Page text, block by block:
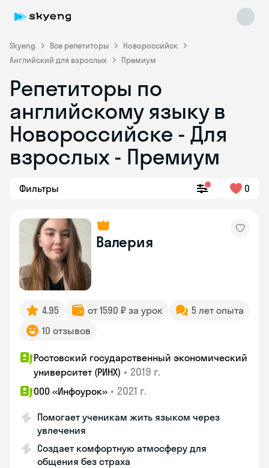
Skyeng Все репетиторы
Новороссийск
Английский для взрослых
Премиум
Репетиторы по
английскому языку в
Новороссийске - Для
взрослых - Премиум
Фильтры 0
Валерия
4.95 от 1590 ₽ за урок
5 лет опыта
10 отзывов
Ростовский государственный экономический
университет (РИНХ) • 2019 г.
ООО «Инфоурок» • 2021 г.
Помогает ученикам жить языком через
увлечения
Создает комфортную атмосферу для
общения без страха
Skyeng Chat